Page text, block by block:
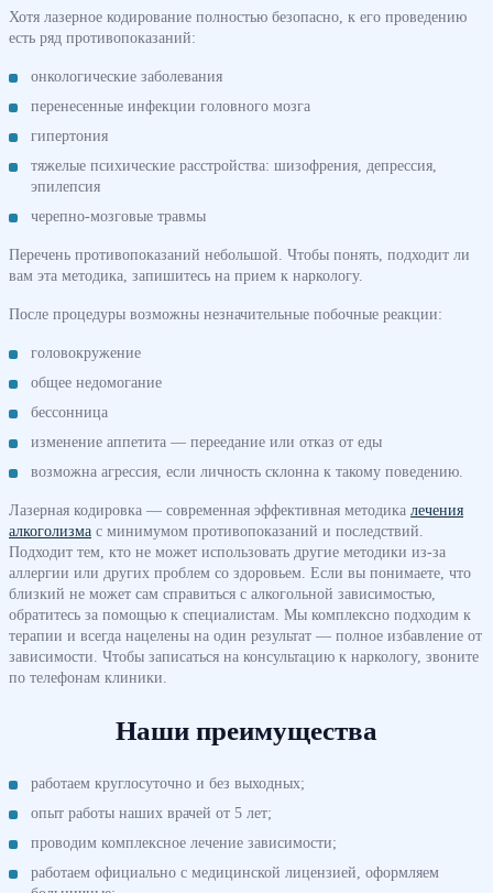
Хотя лазерное кодирование полностью безопасно, к его проведению
есть ряд противопоказаний:
онкологические заболевания
перенесенные инфекции головного мозга
гипертония
тяжелые психические расстройства: шизофрения, депрессия,
эпилепсия
черепно-мозговые травмы
Перечень противопоказаний небольшой. Чтобы понять, подходит ли
вам эта методика, запишитесь на прием к наркологу.
После процедуры возможны незначительные побочные реакции:
головокружение
общее недомогание
бессонница
изменение аппетита — переедание или отказ от еды
возможна агрессия, если личность склонна к такому поведению.
Лазерная кодировка — современная эффективная методика лечения
алкоголизма с минимумом противопоказаний и последствий.
Подходит тем, кто не может использовать другие методики из-за
аллергии или других проблем со здоровьем. Если вы понимаете, что
близкий не может сам справиться с алкогольной зависимостью,
обратитесь за помощью к специалистам. Мы комплексно подходим к
терапии и всегда нацелены на один результат — полное избавление от
зависимости. Чтобы записаться на консультацию к наркологу, звоните
по телефонам клиники.
Наши преимущества
работаем круглосуточно и без выходных;
опыт работы наших врачей от 5 лет;
проводим комплексное лечение зависимости;
работаем официально с медицинской лицензией, оформляем